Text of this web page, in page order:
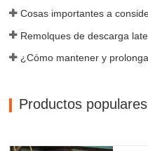
Productos populares